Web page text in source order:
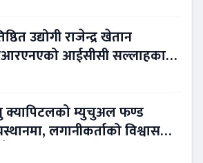
उद्योगी राजेन्द्र खेतान
आईसीसी सल्लाहकार
क्यापिटलको म्युचुअल फण्ड
लगानीकर्ताको विश्वास